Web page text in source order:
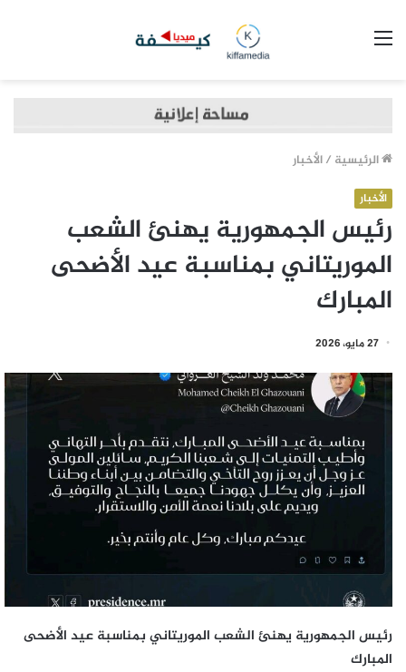
الرئيسية /الأخبار
الأخبار
رئيس الجمهورية يهنئ الشعب
الموريتاني بمناسبة عيد الأضحى
المبارك
27 مايو، 2026
رئيس الجمهورية يهنئ الشعب الموريتاني بمناسبة عيد الأضحى
المبارك